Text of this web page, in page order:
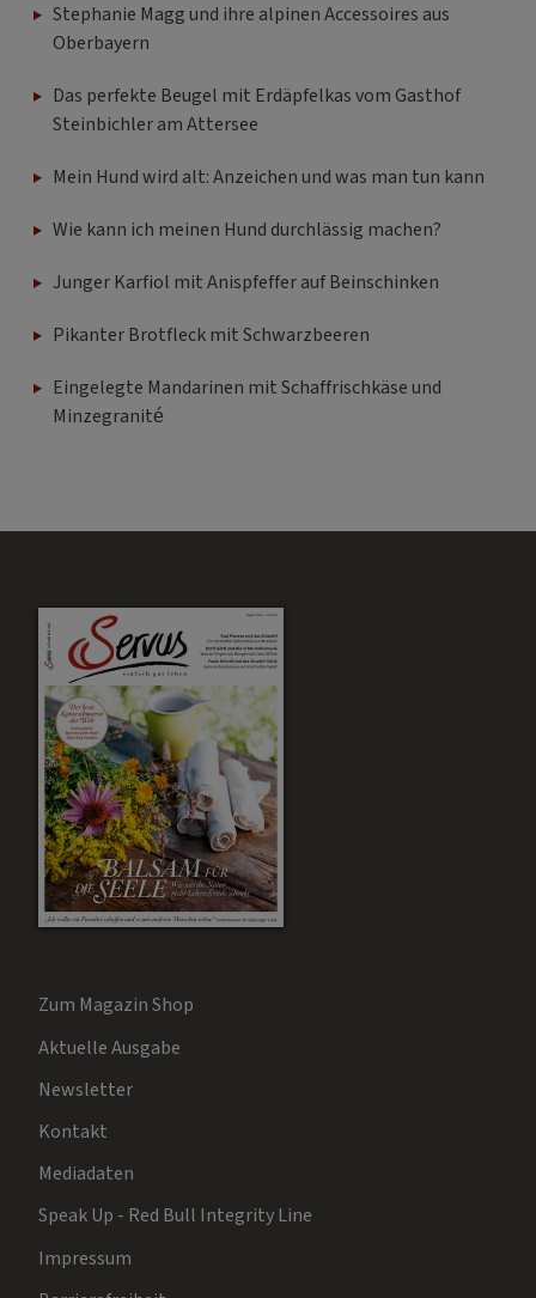
Stephanie Magg und ihre alpinen Accessoires aus
Oberbayern
Das perfekte Beugel mit Erdäpfelkas vom Gasthof
Steinbichler am Attersee
Mein Hund wird alt: Anzeichen und was man tun kann
Wie kann ich meinen Hund durchlässig machen?
Junger Karfiol mit Anispfeffer auf Beinschinken
Pikanter Brotfleck mit Schwarzbeeren
Eingelegte Mandarinen mit Schaffrischkäse und
Minzegranité
Zum Magazin Shop
Aktuelle Ausgabe
Newsletter
Kontakt
Mediadaten
Speak Up - Red Bull Integrity Line
Impressum